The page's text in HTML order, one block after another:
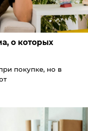
о которых
покупке, но в